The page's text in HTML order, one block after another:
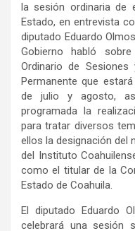
la sesión ordinaria de
Estado, en entrevista
diputado Eduardo
Gobierno habló
Ordinario de
Permanente que
de julio y agosto,
programada la
para tratar diversos
ellos la designación del
del Instituto
como el titular de la
Estado de Coahuila.
El diputado Eduardo
celebrará una sesión